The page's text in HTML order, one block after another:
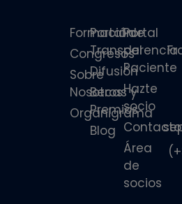
Formación
Congresos
Sobre
Nosotros
Organigrama
Portal de
Transparencia
Difusión
Becas y
Premios
Blog
Portal
del
Paciente
Hazte
socio
Contacto
Área
de
socios